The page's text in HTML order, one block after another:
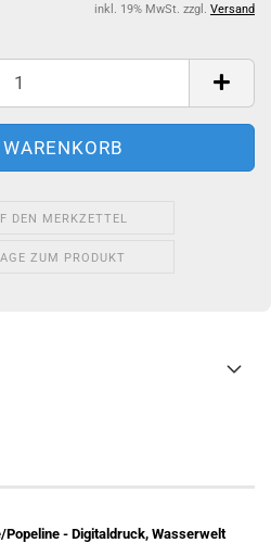
inkl. 19% MwSt. zzgl. Versand
DEN MERKZETTEL
ZUM PRODUKT
- Digitaldruck, Wasserwelt